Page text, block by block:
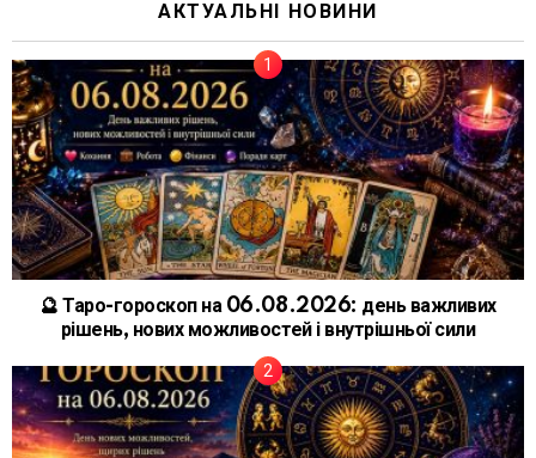
АКТУАЛЬНІ НОВИНИ
🔮 Таро-гороскоп на 06.08.2026: день важливих
рішень, нових можливостей і внутрішньої сили